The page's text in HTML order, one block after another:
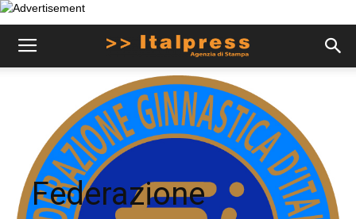
Federazione